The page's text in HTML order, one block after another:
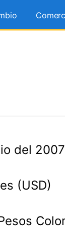
del 2007
(USD)